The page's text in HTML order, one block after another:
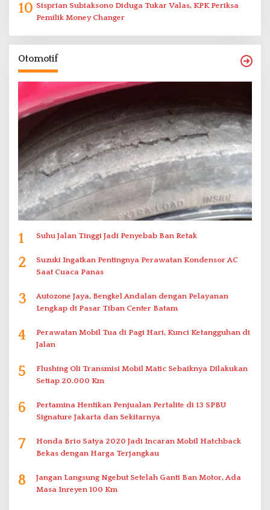
10 Sisprian Subiaksono Diduga Tukar Valas, KPK Periksa
Pemilik Money Changer
Otomotif
1 Suhu Jalan Tinggi Jadi Penyebab Ban Retak
2
Suzuki Ingatkan Pentingnya Perawatan Kondensor AC
Saat Cuaca Panas
3
Autozone Jaya, Bengkel Andalan dengan Pelayanan
Lengkap di Pasar Tiban Center Batam
4
Perawatan Mobil Tua di Pagi Hari, Kunci Ketangguhan di
Jalan
5
Flushing Oli Transmisi Mobil Matic Sebaiknya Dilakukan
Setiap 20.000 Km
6
Pertamina Hentikan Penjualan Pertalite di 13 SPBU
Signature Jakarta dan Sekitarnya
7
Honda Brio Satya 2020 Jadi Incaran Mobil Hatchback
Bekas dengan Harga Terjangkau
8
Jangan Langsung Ngebut Setelah Ganti Ban Motor, Ada
Masa Inreyen 100 Km